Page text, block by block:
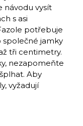
návodu vysít
s asi
potřebuje
společné jamky
tři centimetry.
nezapomeňte
Aby
vyžadují